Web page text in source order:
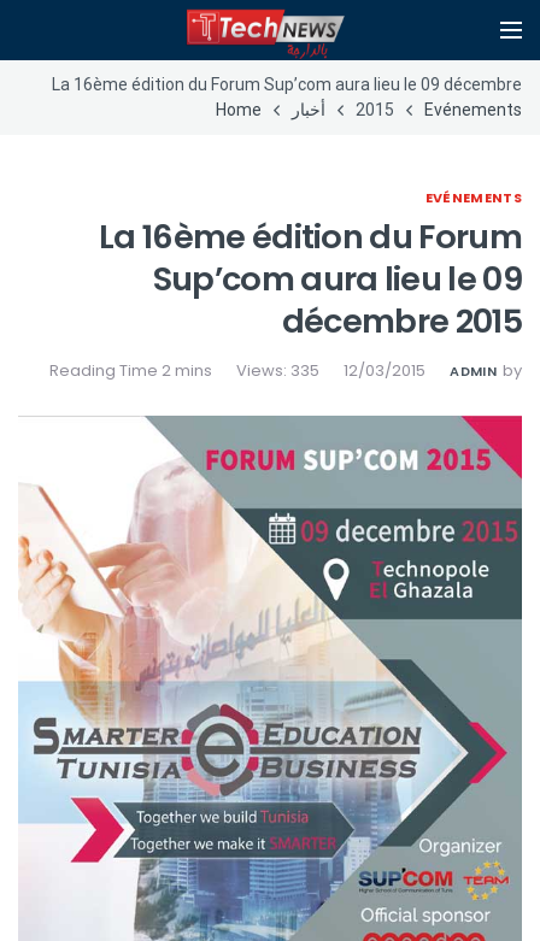
La 16ème édition du Forum Sup’com aura lieu le 09 décembre
2015
Evénements أخبار Home
EVÉNEMENTS
La 16ème édition du Forum
Sup’com aura lieu le 09
décembre 2015
by
ADMIN
12/03/2015
Views: 335